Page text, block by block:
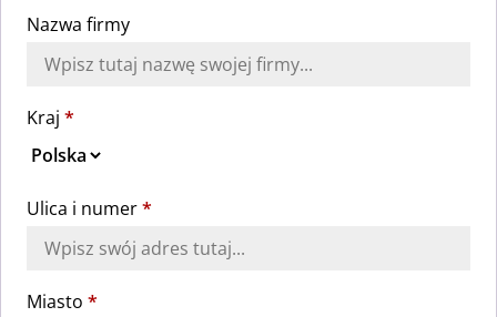
Nazwa firmy
Kraj *
Ulica i numer*
Miasto *